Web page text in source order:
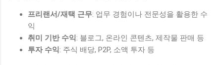
이는 데 효과가 있었습니다. 5. 짧은 정리 시간 만들기 아침에 5
분 정도 시간을 내서 집을 간단하게 정리했습니다. 생활 환경이
정리되면서 불필요한 소비도 줄어드는 느낌이 있었습니다. 작
은 습관이지만 전체적인 생활 패턴에 영향을 주었습니다. 실제
프리랜서/재택 근무: 업무 경험이나 전문성을 활용한 수
익
취미 기반 수익: 블로그, 온라인 콘텐츠, 제작물 판매 등
투자 수익: 주식 배당, P2P, 소액 투자 등